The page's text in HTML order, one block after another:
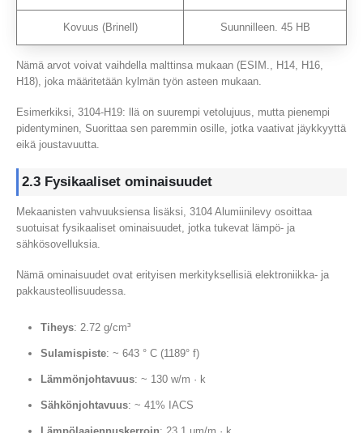
Kovuus (Brinell) Suunnilleen. 45 HB
Nämä arvot voivat vaihdella malttinsa mukaan (ESIM., H14, H16,
H18), joka määritetään kylmän työn asteen mukaan.
Esimerkiksi, 3104-H19: llä on suurempi vetolujuus, mutta pienempi
pidentyminen, Suorittaa sen paremmin osille, jotka vaativat jäykkyyttä
eikä joustavuutta.
2.3 Fysikaaliset ominaisuudet
Mekaanisten vahvuuksiensa lisäksi, 3104 Alumiinilevy osoittaa
suotuisat fysikaaliset ominaisuudet, jotka tukevat lämpö- ja
sähkösovelluksia.
Nämä ominaisuudet ovat erityisen merkityksellisiä elektroniikka- ja
pakkausteollisuudessa.
Tiheys: 2.72 g/cm³
Sulamispiste: ~ 643 ° C (1189° f)
Lämmönjohtavuus: ~ 130 w/m · k
Sähkönjohtavuus: ~ 41% IACS